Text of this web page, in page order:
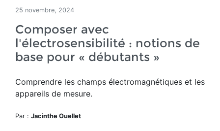
25 novembre, 2024
Composer avec
l'électrosensibilité : notions de
base pour « débutants »
Comprendre les champs électromagnétiques et les
appareils de mesure.
Par : Jacinthe Ouellet